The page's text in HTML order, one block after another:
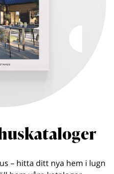
– hitta ditt nya hem i lugn